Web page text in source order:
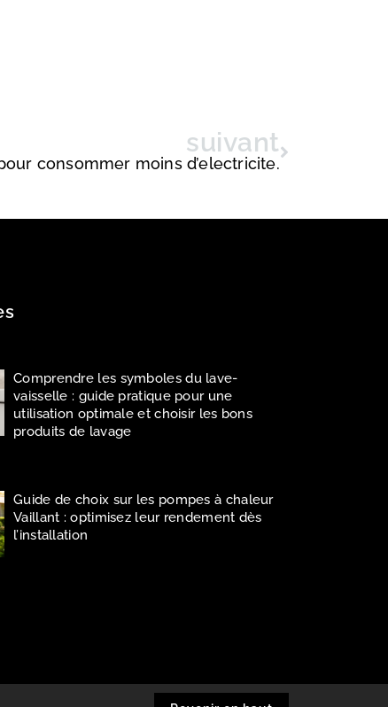
suivant
consommer moins d’electricite.
Comprendre les symboles du lave-
vaisselle : guide pratique pour une
utilisation optimale et choisir les bons
produits de lavage
Guide de choix sur les pompes à chaleur
Vaillant : optimisez leur rendement dès
l’installation